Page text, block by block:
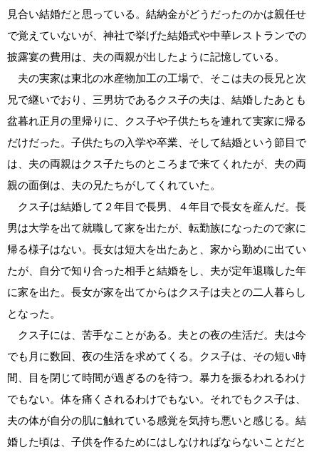
見合い結婚だと思っている。結納金がどうだったのかは親任せ
で覚えていないが、神社で挙げた結婚式や中華レストランでの
披露宴の費用は、夫の両親が出したように記憶している。
夫の実家は東北の水産物加工の工場で、そこは夫の長兄と次
兄で継いでおり、三男坊であるクス子の夫は、結婚したあとも
盆暮れ正月の里帰りに、クス子や子供たちを連れて実家に帰る
だけだった。子供たちの入学や卒業、そして結婚という節目で
は、夫の両親はクス子たちのところまで来てくれたが、夫の両
親の面倒は、夫の兄たちがしてくれていた。
クス子は結婚して２年目で長男、４年目で長女を産んだ。長
男は大学を出て就職して家を出たが、転勤族になったので家に
帰る様子はない。長女は短大を出たあと、家から勤めに出てい
たが、自分で知り合った相手と結婚をし、夫が定年退職した年
に家を出た。長女が家を出てからはクス子は夫との二人暮らし
となった。
クス子には、苦手なことがある。夫との夜の生活だ。夫は今
でも月に数回、夜の生活を求めてくる。クス子は、その短い時
間、目を閉じて時間が過ぎるのを待つ。暴力を振るわれるわけ
でもない。体を痛くされるわけでもない。それでもクス子は、
夫の体が自分の肌に触れている感覚を気持ち悪いと感じる。結
婚した頃は、子供を作るためにはしなければならないことだと